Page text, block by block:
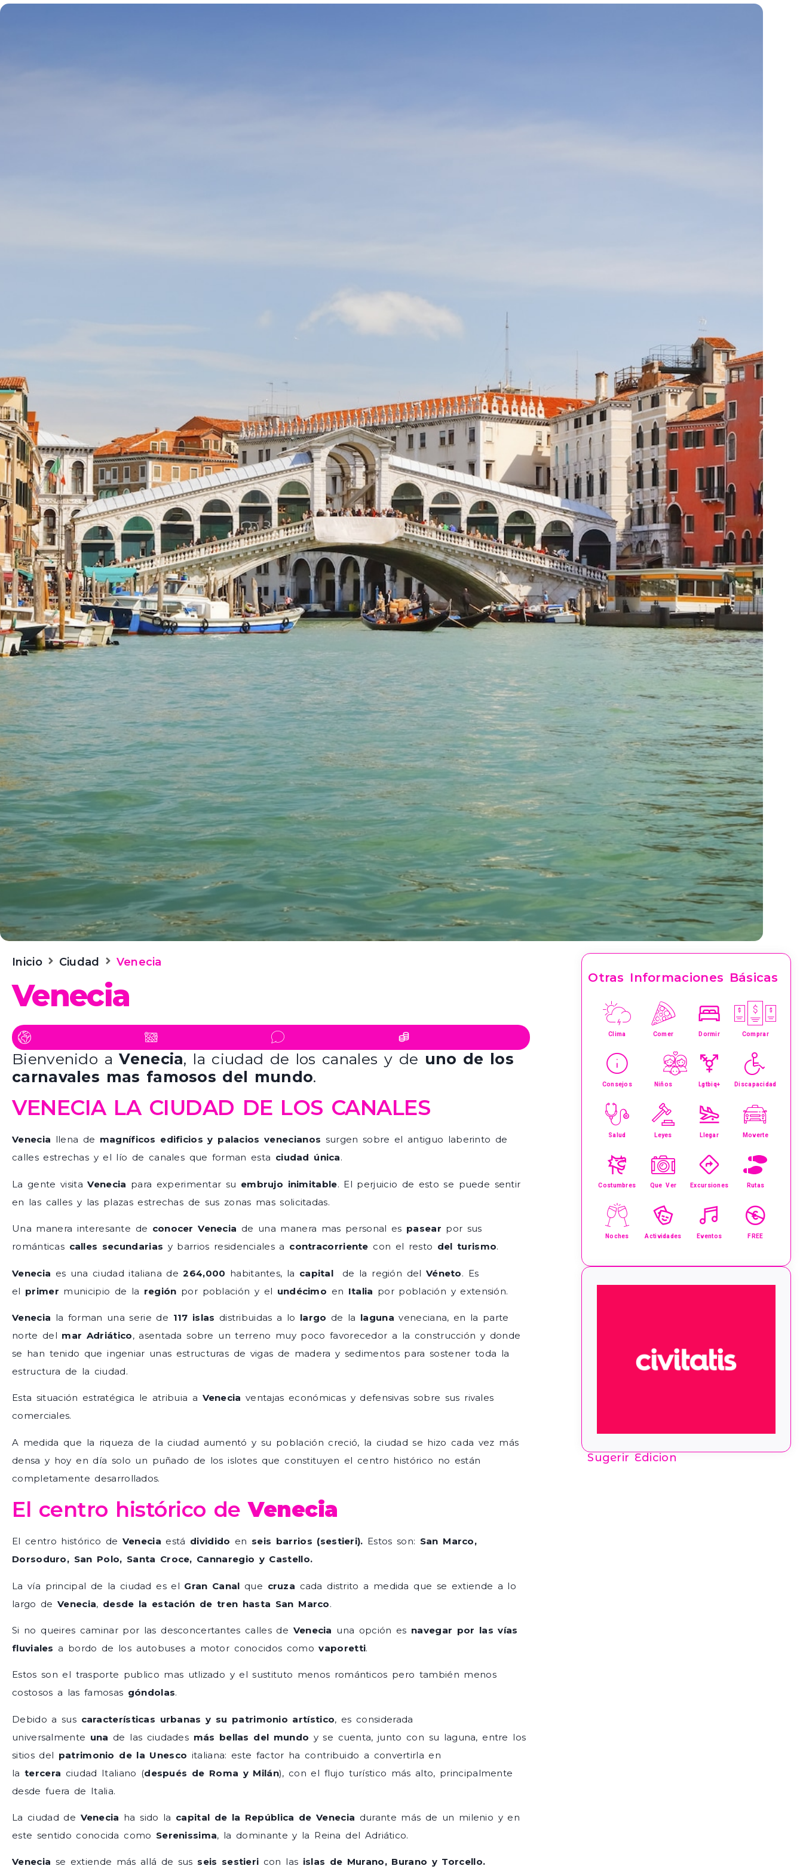
Inicio Ciudad Venecia
Venecia
Bienvenido aVenecia, la ciudad de los canales y de uno de los
carnavales mas famosos del mundo.
VENECIA LA CIUDAD DE LOS CANALES
Venecia llena de magníficos edificios y palacios venecianos surgen sobre el antiguo laberinto de
calles estrechas y el lío de canales que forman esta ciudad única.
La gente visitaVenecia para experimentar su embrujo inimitable. El perjuicio de esto se puede sentir
en las calles y las plazas estrechas de sus zonas mas solicitadas.
Una manera interesante de conocer Venecia de una manera mas personal es pasear por sus
románticas calles secundarias y barrios residenciales a contracorriente con el resto del turismo.
Venecia es una ciudad italiana de264,000 habitantes, la capital de la región del Véneto. Es
el primer municipio de la región por población y el undécimo en Italia por población y extensión.
Venecia la forman una serie de 117 islas distribuidas a lo largo de la laguna veneciana, en la parte
norte del mar Adriático, asentada sobre un terreno muy poco favorecedor a la construcción y donde
se han tenido que ingeniar unas estructuras de vigas de madera y sedimentos para sostener toda la
estructura de la ciudad.
Esta situación estratégica le atribuia a Venecia ventajas económicas y defensivas sobre sus rivales
comerciales.
A medida que la riqueza de la ciudad aumentó y su población creció, la ciudad se hizo cada vez más
densa y hoy en día solo un puñado de los islotes que constituyen el centro histórico no están
completamente desarrollados.
El centro histórico deVenecia
El centro histórico de Venecia está dividido en seis barrios (sestieri). Estos son: San Marco,
Dorsoduro, San Polo, Santa Croce, Cannaregio y Castello.
La vía principal de la ciudad es el Gran Canal que cruza cada distrito a medida que se extiende a lo
largo deVenecia, desde la estación de tren hasta San Marco.
Si no queires caminar por las desconcertantes calles de Venecia una opción es navegar por las vías
fluviales a bordo de los autobuses a motor conocidos comovaporetti.
Estos son el trasporte publico mas utlizado y el sustituto menos románticos pero también menos
costosos a las famosas góndolas.
Debido a sus características urbanas y su patrimonio artístico, es considerada
universalmente una de las ciudades más bellas del mundo y se cuenta, junto con su laguna, entre los
sitios del patrimonio de la Unesco italiana: este factor ha contribuido a convertirla en
latercera ciudad Italiano (después de Roma y Milán), con el flujo turístico más alto, principalmente
desde fuera de Italia.
La ciudad de Venecia ha sido la capital de la República de Venecia durante más de un milenio y en
este sentido conocida como Serenissima, la dominante y la Reina del Adriático.
Venecia se extiende más allá de sus seis sestieri con las islas de Murano, Burano y Torcello.
Otras Informaciones Básicas
Clima Comer Dormir Comprar
Consejos Niños Lgtbiq+ Discapacidad
Salud Leyes Llegar Moverte
Costumbres Que Ver Excursiones Rutas
Noches Actividades Eventos FREE
Sugerir Edicion